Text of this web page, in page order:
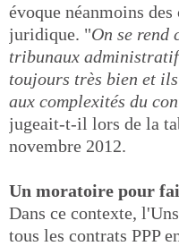
évoque néanmoins
juridique. "On se rend
tribunaux
toujours très bien et
aux complexités du
jugeait-t-il lors de la
novembre 2012.
Un moratoire pour
Dans ce contexte,
tous les contrats PPP